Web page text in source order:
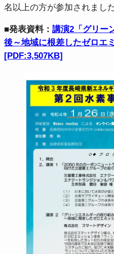
名以上の方が参加されました
■発表資料： 講演2「グリー
後～地域に根差したゼロエ
[PDF:3,507KB]